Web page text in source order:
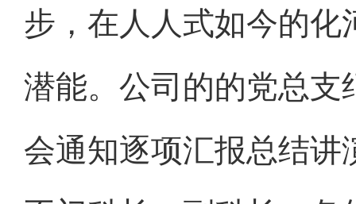
步，在人人式如今的
潜能。公司的的党总支
会通知逐项汇报总结